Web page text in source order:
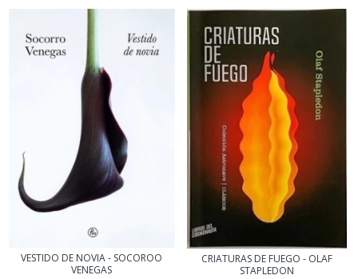
VESTIDO DE NOVIA - SOCOROO
VENEGAS
CRIATURAS DE FUEGO - OLAF
STAPLEDON